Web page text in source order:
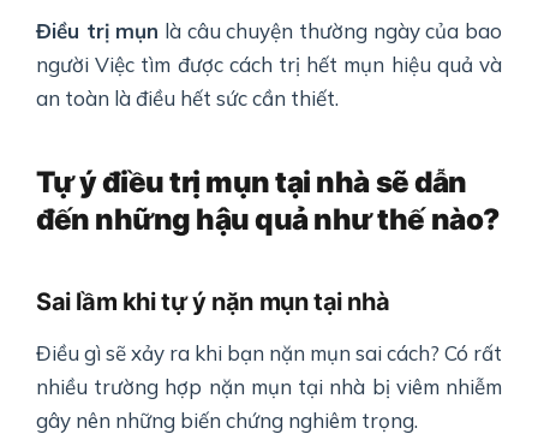
Điều trị mụn là câu chuyện thường ngày của bao
người Việc tìm được cách trị hết mụn hiệu quả và
an toàn là điều hết sức cần thiết.
Tự ý điều trị mụn tại nhà sẽ dẫn
đến những hậu quả như thế nào?
Sai lầm khi tự ý nặn mụn tại nhà
Điều gì sẽ xảy ra khi bạn nặn mụn sai cách? Có rất
nhiều trường hợp nặn mụn tại nhà bị viêm nhiễm
gây nên những biến chứng nghiêm trọng.